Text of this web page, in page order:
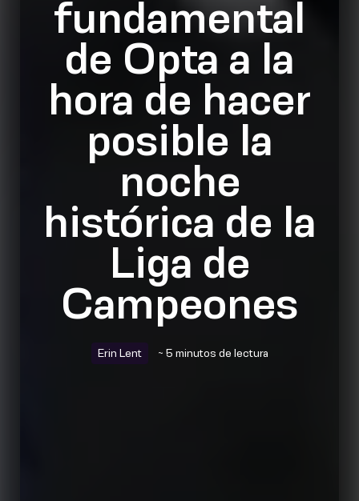
fundamental
de Opta a la
hora de hacer
posible la
noche
histórica de la
Liga de
Campeones
Erin Lent ~ 5 minutos de lectura